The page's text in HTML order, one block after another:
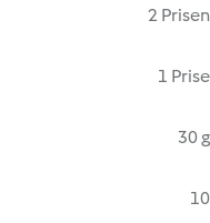
2 Prisen
1 Prise
30 g
10